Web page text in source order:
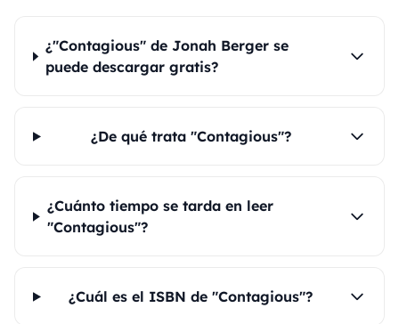
¿"Contagious" de Jonah Berger se
puede descargar gratis?
¿De qué trata "Contagious"?
¿Cuánto tiempo se tarda en leer
"Contagious"?
¿Cuál es el ISBN de "Contagious"?